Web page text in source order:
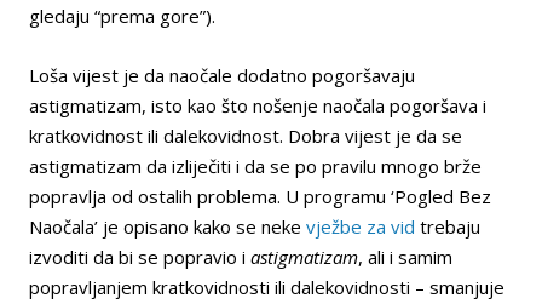
gledaju “prema gore”).
Loša vijest je da naočale dodatno pogoršavaju
astigmatizam, isto kao što nošenje naočala pogoršava i
kratkovidnost ili dalekovidnost. Dobra vijest je da se
astigmatizam da izliječiti i da se po pravilu mnogo brže
popravlja od ostalih problema. U programu ‘Pogled Bez
Naočala’ je opisano kako se neke vježbe za vid trebaju
izvoditi da bi se popravio i astigmatizam, ali i samim
popravljanjem kratkovidnosti ili dalekovidnosti – smanjuje